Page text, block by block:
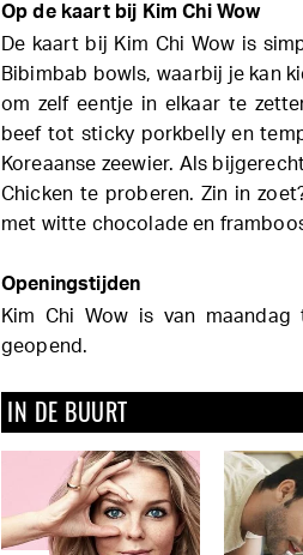
Op de kaart bij Kim Chi Wow
De kaart bij Kim Chi Wow is
Bibimbab bowls, waarbij je kan
om zelf eentje in elkaar te
beef tot sticky porkbelly en
Koreaanse zeewier. Als
Chicken te proberen. Zin in
met witte chocolade en
Openingstijden
Kim Chi Wow is van
geopend.
IN DE BUURT